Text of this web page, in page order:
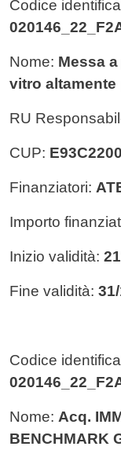
Codice
Nome: Messa
vitro altamente
RU
CUP:
Finanziatori:
Importo
Inizio validità:
Fine validità:
Codice
Nome: Acq.
BENCHMARK